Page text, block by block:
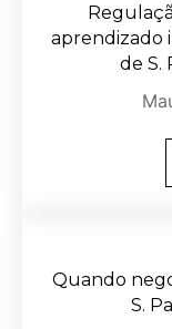
aprendizado
de S.
Quando
S.